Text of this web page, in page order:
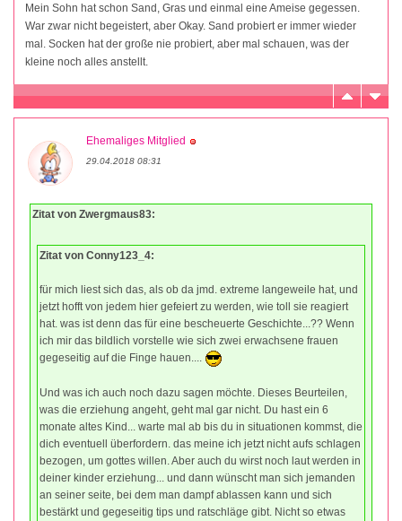
Mein Sohn hat schon Sand, Gras und einmal eine Ameise gegessen.
War zwar nicht begeistert, aber Okay. Sand probiert er immer wieder
mal. Socken hat der große nie probiert, aber mal schauen, was der
kleine noch alles anstellt.
Ehemaliges Mitglied
29.04.2018 08:31
Zitat von Zwergmaus83:
Zitat von Conny123_4:
für mich liest sich das, als ob da jmd. extreme langeweile hat, und
jetzt hofft von jedem hier gefeiert zu werden, wie toll sie reagiert
hat. was ist denn das für eine bescheuerte Geschichte...?? Wenn
ich mir das bildlich vorstelle wie sich zwei erwachsene frauen
gegeseitig auf die Finge hauen....
Und was ich auch noch dazu sagen möchte. Dieses Beurteilen,
was die erziehung angeht, geht mal gar nicht. Du hast ein 6
monate altes Kind... warte mal ab bis du in situationen kommst, die
dich eventuell überfordern. das meine ich jetzt nicht aufs schlagen
bezogen, um gottes willen. Aber auch du wirst noch laut werden in
deiner kinder erziehung... und dann wünscht man sich jemanden
an seiner seite, bei dem man dampf ablassen kann und sich
bestärkt und gegeseitig tips und ratschläge gibt. Nicht so etwas